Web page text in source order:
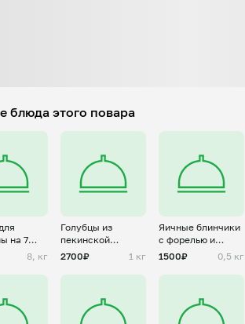
блюда этого повара
на 7
8, кг
Голубцы из
пекинской
капусты с
2700₽ 1 кг
Яичные блинчики
с форелью и
творожным
1500₽ 0,5 кг